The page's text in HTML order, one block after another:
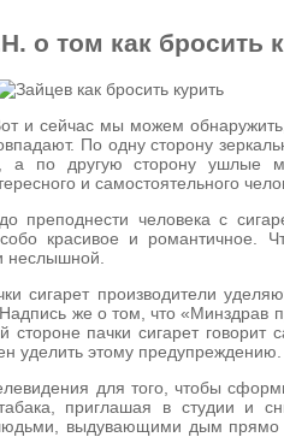
о том как бросить
и сейчас мы можем
По одну сторону
а по другую сторону ушлые
и самостоятельного
преподнести человека с
красивое и романтичное.
неслышной.
производители
Надпись же о том, что
стороне пачки сигарет говорит
уделить этому предупреждению.
для того, чтобы
приглашая в студии и
выдувающими дым прямо